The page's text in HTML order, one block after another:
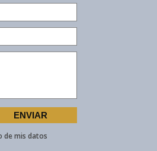
de mis datos